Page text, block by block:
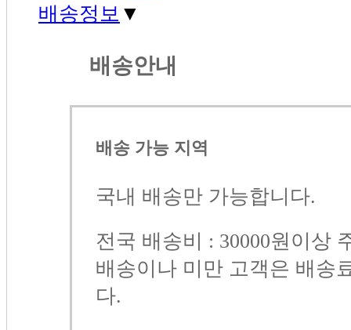
배송정보 ▼
배송안내
배송 가능 지역
국내 배송만 가능합니다.
전국 배송비 : 30000원이상
배송이나 미만 고객은 배송
다.